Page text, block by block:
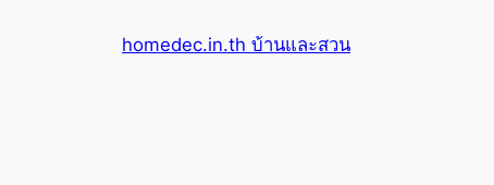
homedec.in.th บ้านและสวน